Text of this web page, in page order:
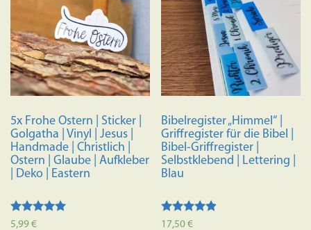
5x Frohe Ostern | Sticker |
Golgatha | Vinyl | Jesus |
Handmade | Christlich |
Ostern | Glaube | Aufkleber
| Deko | Eastern
Bewertet mit
5,99€
Bibelregister „Himmel“ |
Griffregister für die Bibel |
Bibel-Griffregister |
Selbstklebend | Lettering |
Blau
Bewertet
17,50€